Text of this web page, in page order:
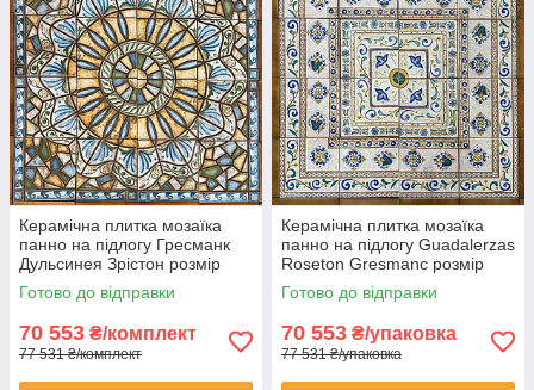
Керамічна плитка мозаїка
панно на підлогу Гресманк
Дульсинея Зрістон розмір
1270x1270мм 16 плиток
Готово до відправки
70 553 ₴/комплект
77 531 ₴/комплект
Керамічна плитка мозаїка
панно на підлогу Guadalerzas
Roseton Gresmanc розмір
1270x1270мм 16 плиток
Готово до відправки
70 553 ₴/упаковка
77 531 ₴/упаковка